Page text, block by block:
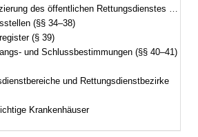
des öffentlichen Rettungsdienstes (§§ 25–33)
(§§ 34–38)
(§ 39)
und Schlussbestimmungen (§§ 40–41)
und Rettungsdienstbezirke
Krankenhäuser